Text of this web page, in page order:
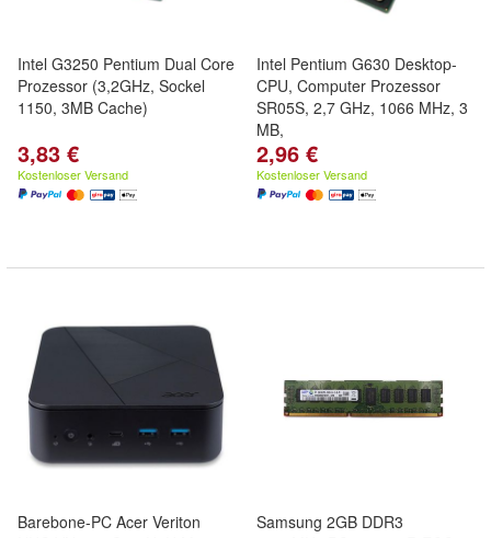
Intel G3250 Pentium Dual Core
Prozessor (3,2GHz, Sockel
1150, 3MB Cache)
3,83 €
Kostenloser Versand
Intel Pentium G630 Desktop-
CPU, Computer Prozessor
SR05S, 2,7 GHz, 1066 MHz, 3
MB,
2,96 €
Kostenloser Versand
Barebone-PC Acer Veriton
Samsung 2GB DDR3